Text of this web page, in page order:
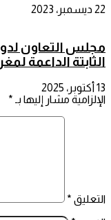
22 ديسمبر، 2023
مجلس التعاون
الثابتة الداعمة
13 أكتوبر، 2025
الإلزامية مشار إليها بـ *
التعليق *